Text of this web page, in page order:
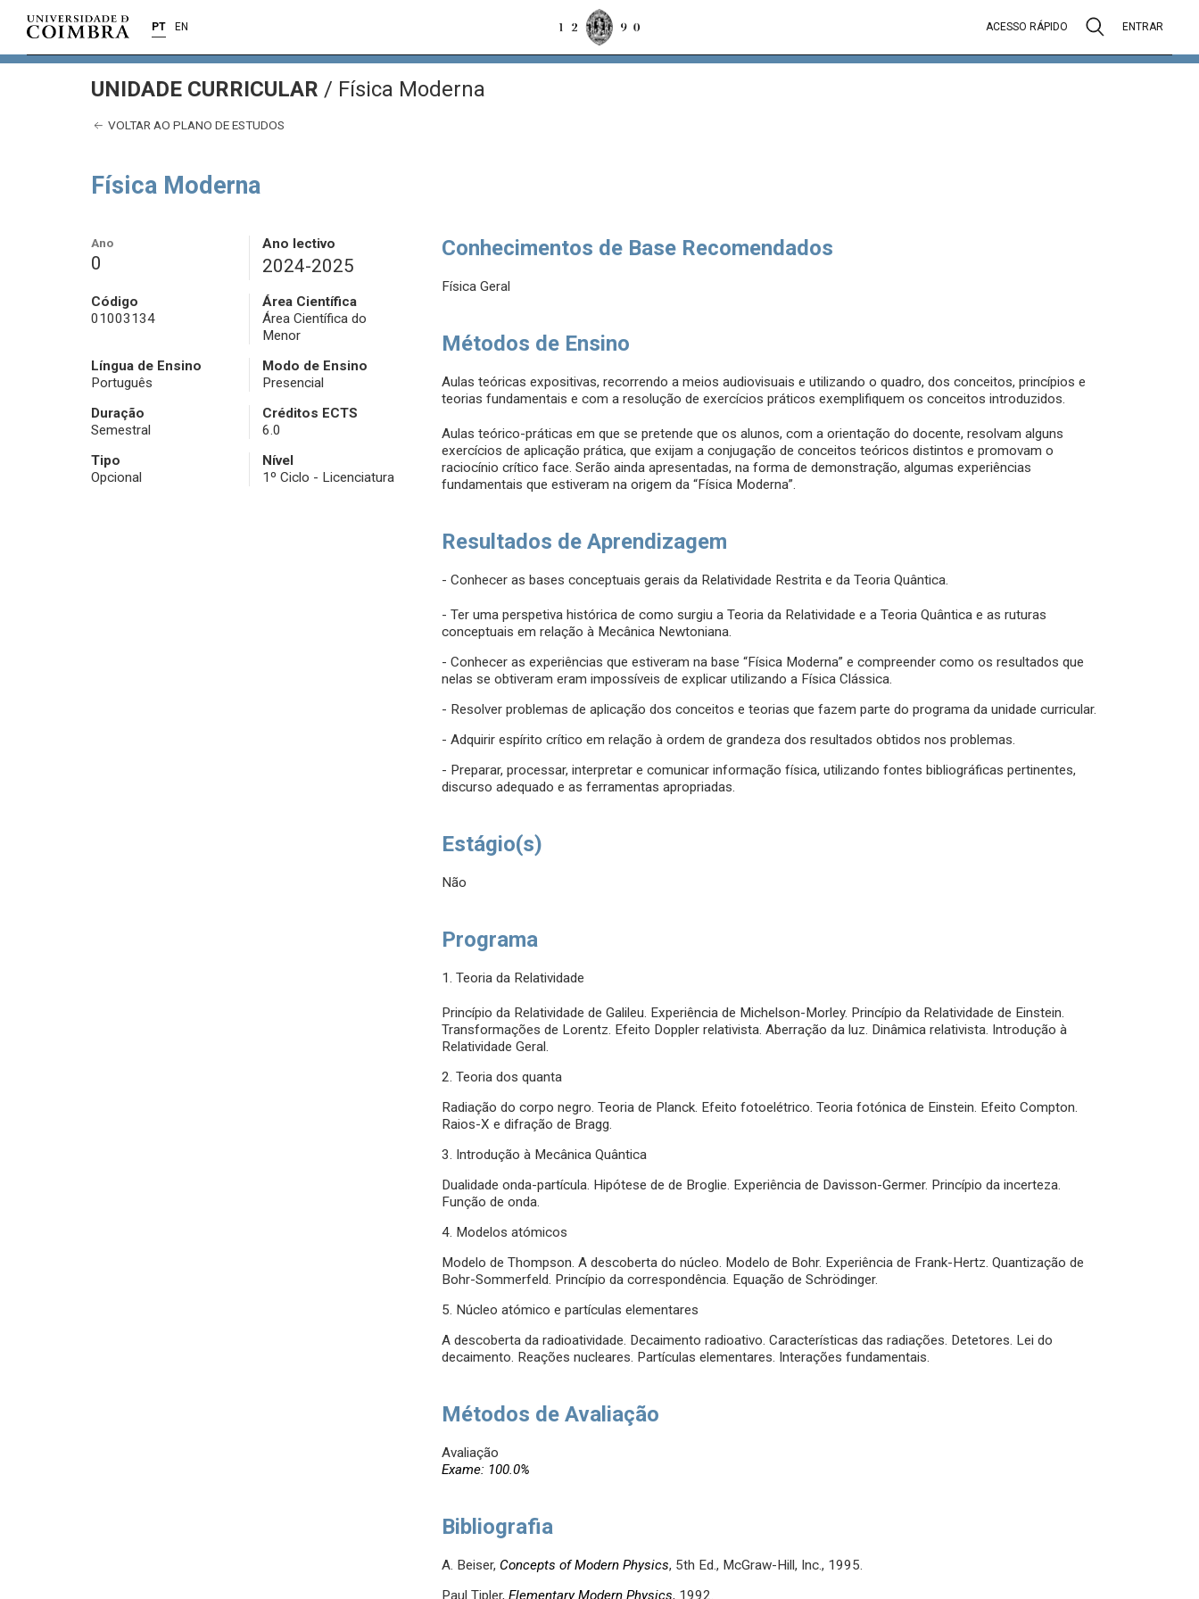
PT EN ACESSO RÁPIDO ENTRAR
UNIDADE CURRICULAR / Física Moderna
VOLTAR AO PLANO DE ESTUDOS
Física Moderna
Ano
0
Ano lectivo
2024-2025
Código
01003134
Área Científica
Área Científica do
Menor
Língua de Ensino
Português
Modo de Ensino
Presencial
Duração
Semestral
Créditos ECTS
6.0
Tipo
Opcional
Nível
1º Ciclo - Licenciatura
Conhecimentos de Base Recomendados
Física Geral
Métodos de Ensino
Aulas teóricas expositivas, recorrendo a meios audiovisuais e utilizando o quadro, dos conceitos, princípios e
teorias fundamentais e com a resolução de exercícios práticos exemplifiquem os conceitos introduzidos.
Aulas teórico-práticas em que se pretende que os alunos, com a orientação do docente, resolvam alguns
exercícios de aplicação prática, que exijam a conjugação de conceitos teóricos distintos e promovam o
raciocínio crítico face. Serão ainda apresentadas, na forma de demonstração, algumas experiências
fundamentais que estiveram na origem da “Física Moderna”.
Resultados de Aprendizagem
- Conhecer as bases conceptuais gerais da Relatividade Restrita e da Teoria Quântica.
- Ter uma perspetiva histórica de como surgiu a Teoria da Relatividade e a Teoria Quântica e as ruturas
conceptuais em relação à Mecânica Newtoniana.
- Conhecer as experiências que estiveram na base “Física Moderna” e compreender como os resultados que
nelas se obtiveram eram impossíveis de explicar utilizando a Física Clássica.
- Resolver problemas de aplicação dos conceitos e teorias que fazem parte do programa da unidade curricular.
- Adquirir espírito crítico em relação à ordem de grandeza dos resultados obtidos nos problemas.
- Preparar, processar, interpretar e comunicar informação física, utilizando fontes bibliográficas pertinentes,
discurso adequado e as ferramentas apropriadas.
Estágio(s)
Não
Programa
1. Teoria da Relatividade
Princípio da Relatividade de Galileu. Experiência de Michelson-Morley. Princípio da Relatividade de Einstein.
Transformações de Lorentz. Efeito Doppler relativista. Aberração da luz. Dinâmica relativista. Introdução à
Relatividade Geral.
2. Teoria dos quanta
Radiação do corpo negro. Teoria de Planck. Efeito fotoelétrico. Teoria fotónica de Einstein. Efeito Compton.
Raios-X e difração de Bragg.
3. Introdução à Mecânica Quântica
Dualidade onda-partícula. Hipótese de de Broglie. Experiência de Davisson-Germer. Princípio da incerteza.
Função de onda.
4. Modelos atómicos
Modelo de Thompson. A descoberta do núcleo. Modelo de Bohr. Experiência de Frank-Hertz. Quantização de
Bohr-Sommerfeld. Princípio da correspondência. Equação de Schrödinger.
5. Núcleo atómico e partículas elementares
A descoberta da radioatividade. Decaimento radioativo. Características das radiações. Detetores. Lei do
decaimento. Reações nucleares. Partículas elementares. Interações fundamentais.
Métodos de Avaliação
Avaliação
Exame: 100.0%
Bibliografia
A. Beiser, Concepts of Modern Physics, 5th Ed., McGraw-Hill, Inc., 1995.